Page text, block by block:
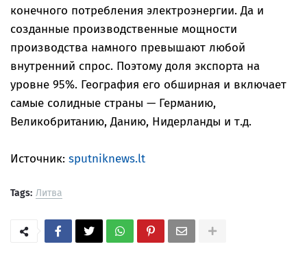
конечного потребления электроэнергии. Да и
созданные производственные мощности
производства намного превышают любой
внутренний спрос. Поэтому доля экспорта на
уровне 95%. География его обширная и включает
самые солидные страны — Германию,
Великобританию, Данию, Нидерланды и т.д.
Источник: sputniknews.lt
Tags: Литва